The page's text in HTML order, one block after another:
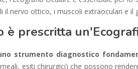
il nervo ottico, i muscoli extraoculari e il
è prescritta
strumento diagnostico
esiti chirurgici) che possono